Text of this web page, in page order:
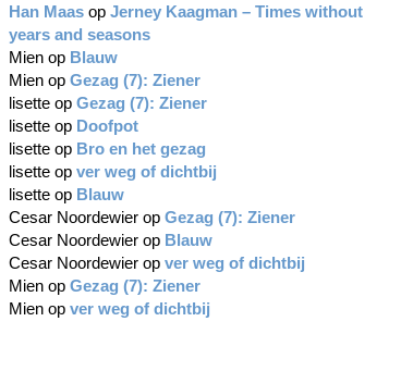
Han Maas op Jerney Kaagman – Times without
years and seasons
Mien op Blauw
Mien op Gezag (7): Ziener
lisette op Gezag (7): Ziener
lisette op Doofpot
lisette op Bro en het gezag
lisette op ver weg of dichtbij
lisette op Blauw
Cesar Noordewier op Gezag (7): Ziener
Cesar Noordewier op Blauw
Cesar Noordewier op ver weg of dichtbij
Mien op Gezag (7): Ziener
Mien op ver weg of dichtbij